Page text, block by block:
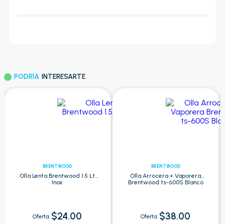
PODRÍA INTERESARTE
BRENTWOOD
Olla Lenta Brentwood 1.5 Lt
Inox
Oferta: $24.00
BRENTWOOD
Olla Arrocera + Vaporera
Brentwood ts-600S Blanco
Oferta: $38.00